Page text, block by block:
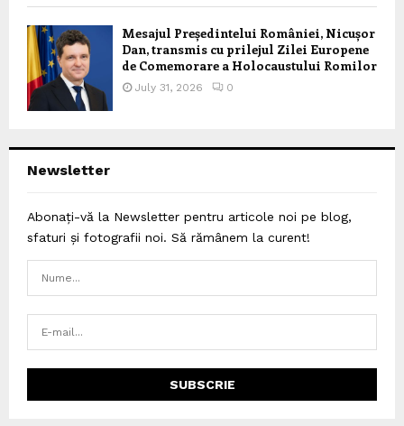
Mesajul Președintelui României, Nicușor
Dan, transmis cu prilejul Zilei Europene
de Comemorare a Holocaustului Romilor
July 31, 2026 0
Newsletter
Abonați-vă la Newsletter pentru articole noi pe blog,
sfaturi și fotografii noi. Să rămânem la curent!